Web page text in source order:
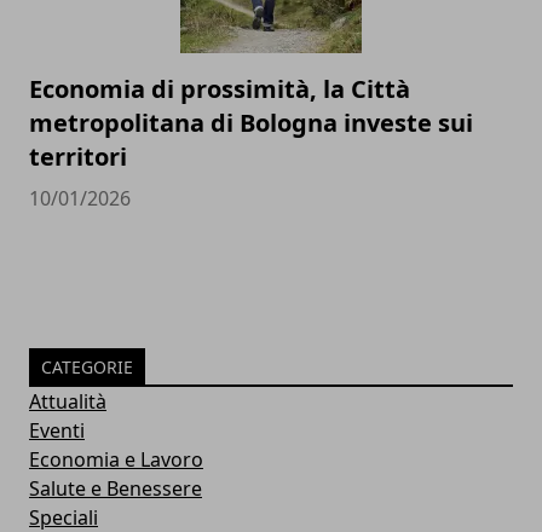
Economia di prossimità, la Città
metropolitana di Bologna investe sui
territori
10/01/2026
CATEGORIE
Attualità
Eventi
Economia e Lavoro
Salute e Benessere
Speciali